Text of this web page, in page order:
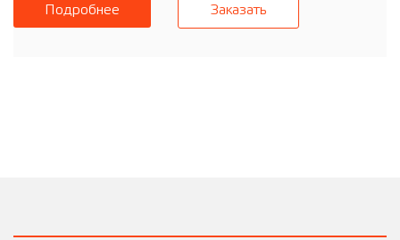
Подробнее Заказать